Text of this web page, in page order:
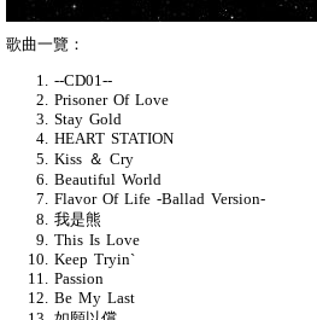
歌曲一覽：
--CD01--
Prisoner Of Love
Stay Gold
HEART STATION
Kiss ＆ Cry
Beautiful World
Flavor Of Life -Ballad Version-
我是熊
This Is Love
Keep Tryin`
Passion
Be My Last